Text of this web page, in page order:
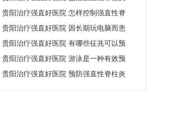
贵阳治疗强直好医院 怎样控制强直性脊
贵阳治疗强直好医院 因长期玩电脑而患
贵阳治疗强直好医院 有哪些征兆可以预
贵阳治疗强直好医院 游泳是一种有效预
贵阳治疗强直好医院 预防强直性脊柱炎